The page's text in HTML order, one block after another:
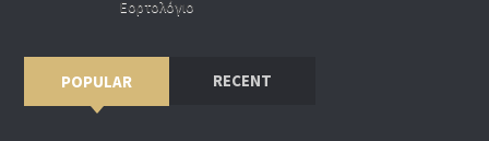
Εορτολόγιο
POPULAR RECENT